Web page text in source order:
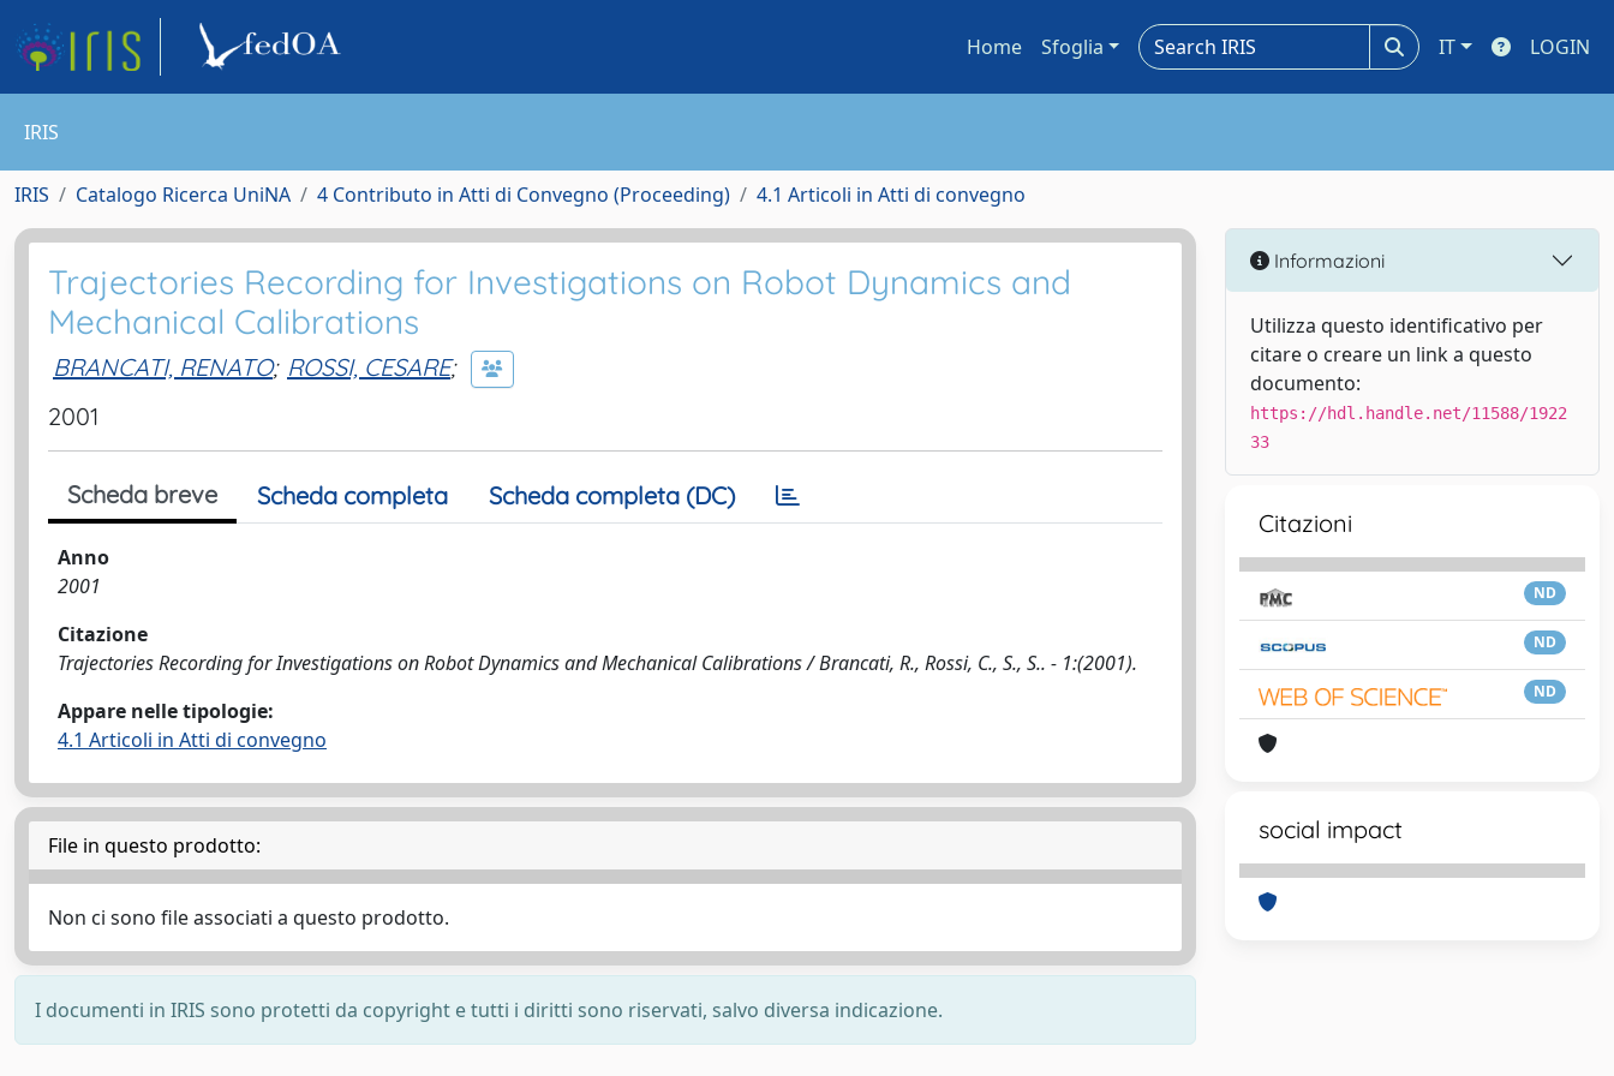
Home Sfoglia IT LOGIN
IRIS
IRIS Catalogo Ricerca UniNA 4 Contributo in Atti di Convegno (Proceeding) 4.1 Articoli in Atti di convegno
Trajectories Recording for Investigations on Robot Dynamics and
Mechanical Calibrations
BRANCATI, RENATO; ROSSI, CESARE;
2001
Scheda breve Scheda completa Scheda completa (DC)
Anno
2001
Citazione
Trajectories Recording for Investigations on Robot Dynamics and Mechanical Calibrations / Brancati, R., Rossi, C., S., S.. - 1:(2001).
Appare nelle tipologie:
4.1 Articoli in Atti di convegno
File in questo prodotto:
Non ci sono file associati a questo prodotto.
I documenti in IRIS sono protetti da copyright e tutti i diritti sono riservati, salvo diversa indicazione.
Informazioni
Utilizza questo identificativo per
citare o creare un link a questo
documento:
https://hdl.handle.net/11588/1922
33
Citazioni
ND
ND
ND
social impact